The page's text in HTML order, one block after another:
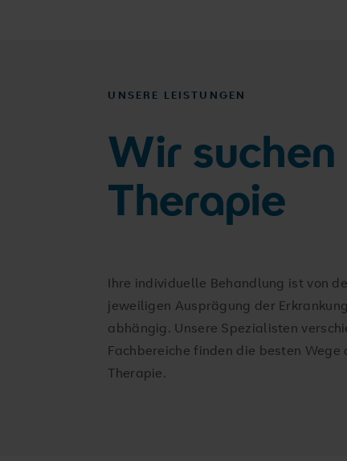
UNSERE LEISTUNGEN
Wir
Therapie
Ihre individuelle Behandlung ist von
jeweiligen Ausprägung der Erkrankung
abhängig. Unsere Spezialisten
Fachbereiche finden die besten Wege
Therapie.